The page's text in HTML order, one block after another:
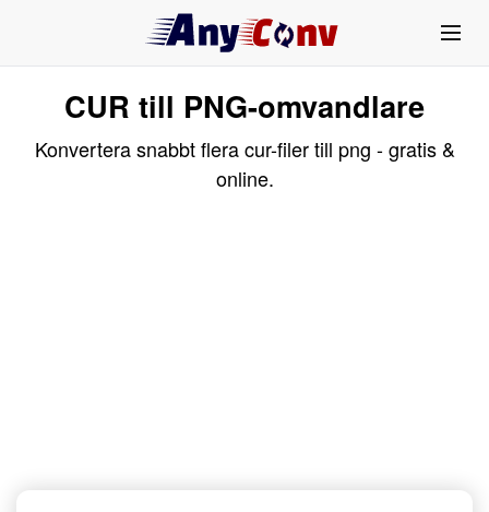
CUR till PNG-omvandlare
Konvertera snabbt flera cur-filer till png - gratis &
online.